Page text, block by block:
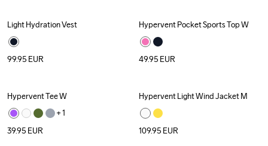
Light Hydration Vest
99.95 EUR
Hypervent Pocket Sports Top W
49.95 EUR
Hypervent Tee W
+ 1
39.95 EUR
Hypervent Light Wind Jacket M
109.95 EUR